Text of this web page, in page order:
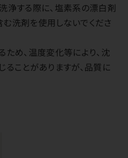
浄する際に、塩素系の漂白剤
洗剤を使用しないでくださ
め、温度変化等により、沈
ることがありますが、品質に